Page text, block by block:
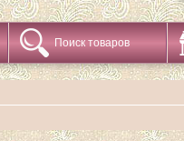
Поиск товаров